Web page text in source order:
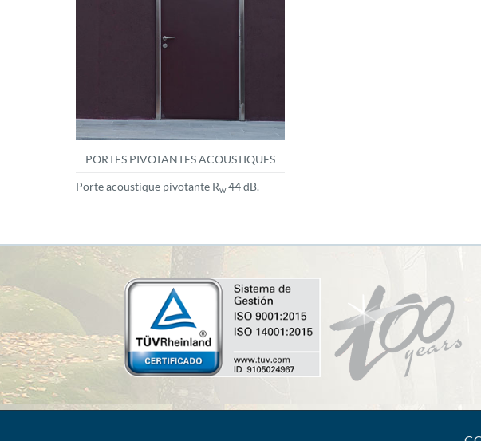
PORTES PIVOTANTES ACOUSTIQUES
Porte acoustique pivotante Rw44 dB.